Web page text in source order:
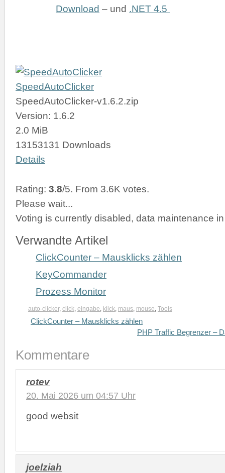
Download – und .NET 4.5
SpeedAutoClicker
SpeedAutoClicker-v1.6.2.zip
Version: 1.6.2
2.0 MiB
13153131 Downloads
Details
Rating: 3.8/5. From 3.6K votes.
Please wait...
Voting is currently disabled, data maintenance
Verwandte Artikel
ClickCounter – Mausklicks zählen
KeyCommander
Prozess Monitor
auto-clicker, click, eingabe, klick, maus, mouse, Tools
ClickCounter – Mausklicks zählen
PHP Traffic Begrenzer –
Kommentare
rotev
20. Mai 2026 um 04:57 Uhr
good websit
joelziah